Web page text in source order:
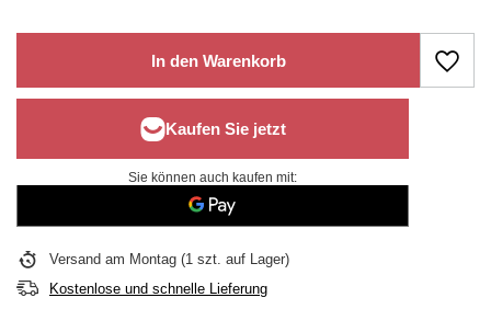
In den Warenkorb
Sie können auch kaufen mit:
Versand am Montag (1 szt. auf Lager)
Kostenlose und schnelle Lieferung